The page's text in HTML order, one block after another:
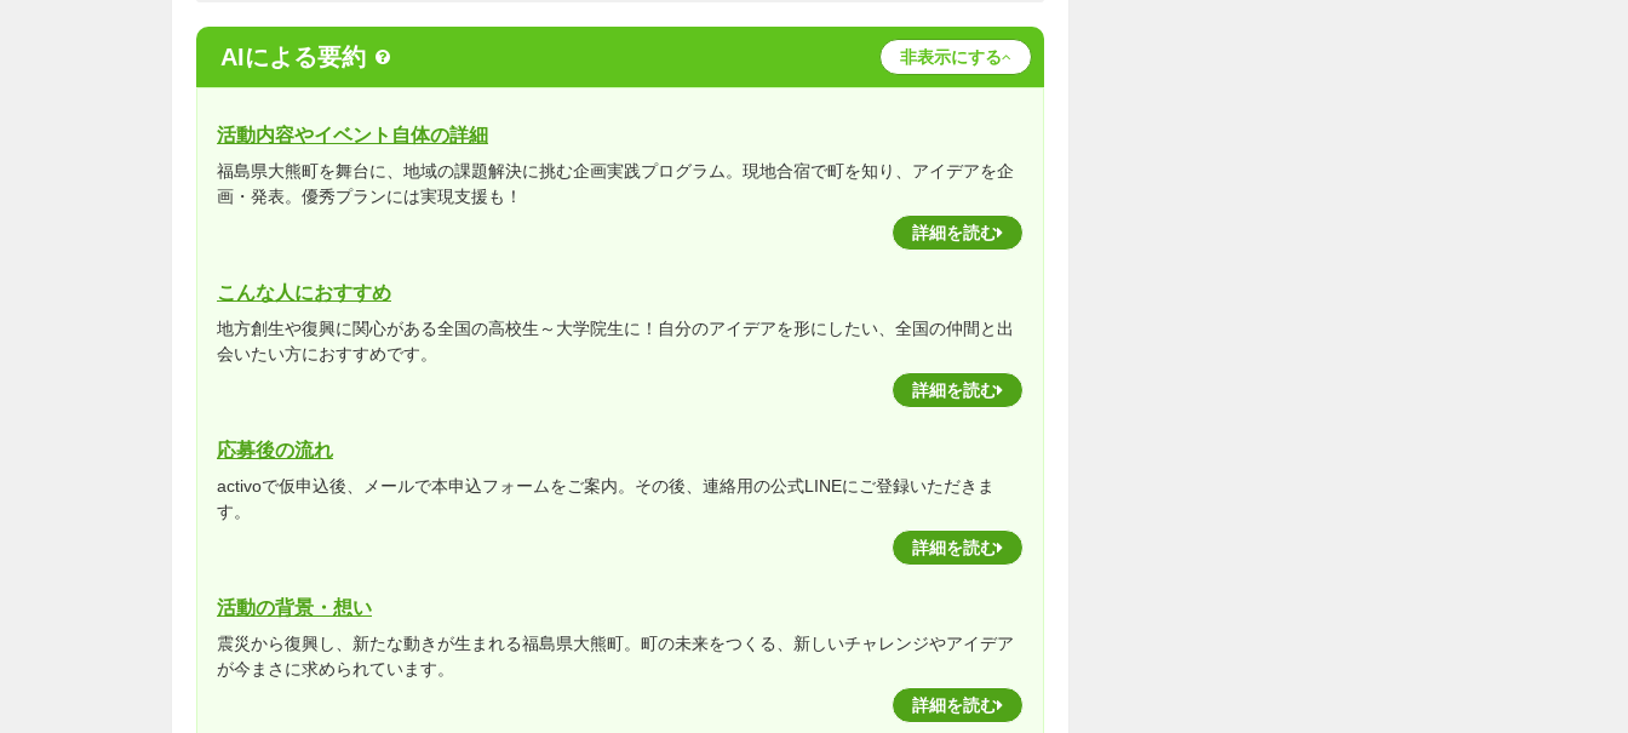
AIによる要約 非表示にする
活動内容やイベント自体の詳細
福島県大熊町を舞台に、地域の課題解決に挑む企画実践プログラム。現地合宿で町を知り、アイデアを企
画・発表。優秀プランには実現支援も！
詳細を読む
こんな人におすすめ
地方創生や復興に関心がある全国の高校生～大学院生に！自分のアイデアを形にしたい、全国の仲間と出
会いたい方におすすめです。
詳細を読む
応募後の流れ
activoで仮申込後、メールで本申込フォームをご案内。その後、連絡用の公式LINEにご登録いただきま
す。
詳細を読む
活動の背景・想い
震災から復興し、新たな動きが生まれる福島県大熊町。町の未来をつくる、新しいチャレンジやアイデア
が今まさに求められています。
詳細を読む